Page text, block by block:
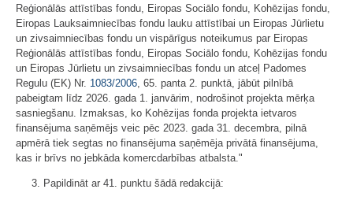
Reģionālās attīstības fondu, Eiropas Sociālo fondu, Kohēzijas fondu,
Eiropas Lauksaimniecības fondu lauku attīstībai un Eiropas Jūrlietu
un zivsaimniecības fondu un vispārīgus noteikumus par Eiropas
Reģionālās attīstības fondu, Eiropas Sociālo fondu, Kohēzijas fondu
un Eiropas Jūrlietu un zivsaimniecības fondu un atceļ Padomes
Regulu (EK) Nr. 1083/2006, 65. panta 2. punktā, jābūt pilnībā
pabeigtam līdz 2026. gada 1. janvārim, nodrošinot projekta mērķa
sasniegšanu. Izmaksas, ko Kohēzijas fonda projekta ietvaros
finansējuma saņēmējs veic pēc 2023. gada 31. decembra, pilnā
apmērā tiek segtas no finansējuma saņēmēja privātā finansējuma,
kas ir brīvs no jebkāda komercdarbības atbalsta."
3. Papildināt ar 41. punktu šādā redakcijā: